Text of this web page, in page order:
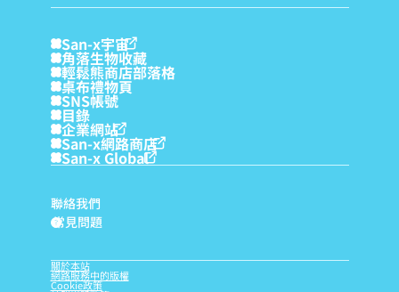
San-x宇宙
角落生物收藏
輕鬆熊商店部落格
桌布禮物頁
SNS帳號
目錄
企業網站
San-x網路商店
San-x Global
聯絡我們
?
常見問題
關於本站
網路服務中的版權
Cookie政策